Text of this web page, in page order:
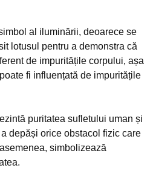
al iluminării, deoarece se
lotusul pentru a demonstra că
de impuritățile corpului, așa
fi influențată de impuritățile
puritatea sufletului uman și
depăși orice obstacol fizic care
simbolizează